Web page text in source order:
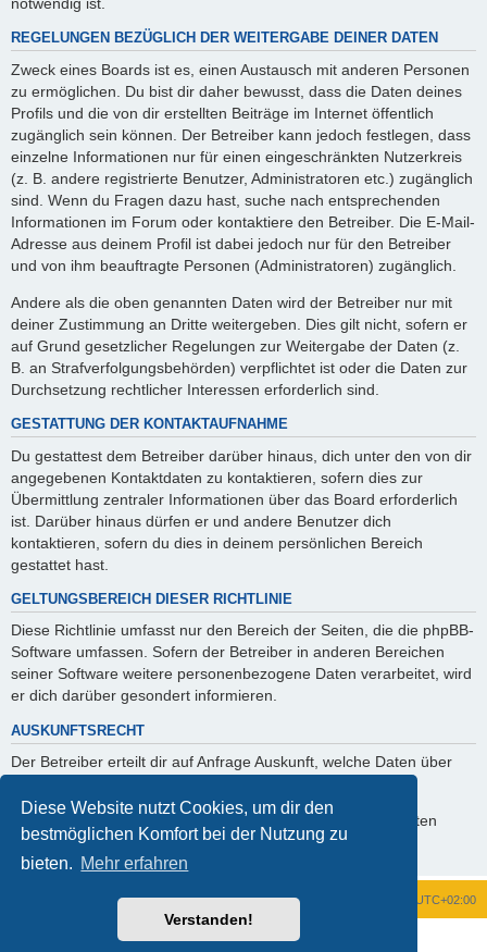
Diese Website nutzt Cookies, um dir den
bestmöglichen Komfort bei der Nutzung zu
bieten. Mehr erfahren
Verstanden!
REGELUNGEN BEZÜGLICH DER WEITERGABE DEINER DATEN
Zweck eines Boards ist es, einen Austausch mit anderen Personen
zu ermöglichen. Du bist dir daher bewusst, dass die Daten deines
Profils und die von dir erstellten Beiträge im Internet öffentlich
zugänglich sein können. Der Betreiber kann jedoch festlegen, dass
einzelne Informationen nur für einen eingeschränkten Nutzerkreis
(z. B. andere registrierte Benutzer, Administratoren etc.) zugänglich
sind. Wenn du Fragen dazu hast, suche nach entsprechenden
Informationen im Forum oder kontaktiere den Betreiber. Die E-Mail-
Adresse aus deinem Profil ist dabei jedoch nur für den Betreiber
und von ihm beauftragte Personen (Administratoren) zugänglich.
Andere als die oben genannten Daten wird der Betreiber nur mit
deiner Zustimmung an Dritte weitergeben. Dies gilt nicht, sofern er
auf Grund gesetzlicher Regelungen zur Weitergabe der Daten (z.
B. an Strafverfolgungsbehörden) verpflichtet ist oder die Daten zur
Durchsetzung rechtlicher Interessen erforderlich sind.
GESTATTUNG DER KONTAKTAUFNAHME
Du gestattest dem Betreiber darüber hinaus, dich unter den von dir
angegebenen Kontaktdaten zu kontaktieren, sofern dies zur
Übermittlung zentraler Informationen über das Board erforderlich
ist. Darüber hinaus dürfen er und andere Benutzer dich
kontaktieren, sofern du dies in deinem persönlichen Bereich
gestattet hast.
GELTUNGSBEREICH DIESER RICHTLINIE
Diese Richtlinie umfasst nur den Bereich der Seiten, die die phpBB-
Software umfassen. Sofern der Betreiber in anderen Bereichen
seiner Software weitere personenbezogene Daten verarbeitet, wird
er dich darüber gesondert informieren.
AUSKUNFTSRECHT
Der Betreiber erteilt dir auf Anfrage Auskunft, welche Daten über
Du kannst jederzeit die Löschung bzw. Sperrung deiner Daten
verlangen. Kontaktiere hierzu bitte den Betreiber.
Foren-Übersicht UTC+02:00
Powered by
® Forum Software © phpBB Limited